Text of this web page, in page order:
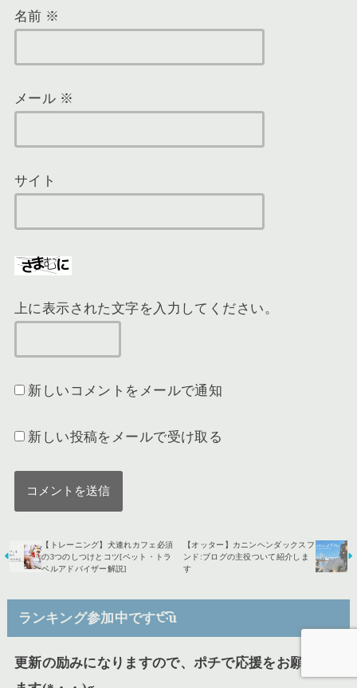
名前 ※
メール ※
サイト
上に表示された文字を入力してください。
新しいコメントをメールで通知
新しい投稿をメールで受け取る
【トレーニング】犬連れカフェ必須
の3つのしつけとコツ[ペット・トラ
ベルアドバイザー解説]
【オッター】カニンヘンダックスフ
ンド:ブログの主役ついて紹介しま
す
ランキング参加中です੯‧̀͡u
更新の励みになりますので、ポチで応援をお願いし